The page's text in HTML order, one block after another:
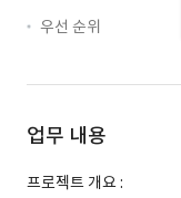
우선 순위
업무 내용
프로젝트 개요 :